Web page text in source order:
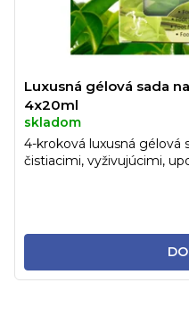
Luxusná gélová sada
4x20ml
skladom
4-kroková luxusná gélová
čistiacimi, vyživujúcimi,